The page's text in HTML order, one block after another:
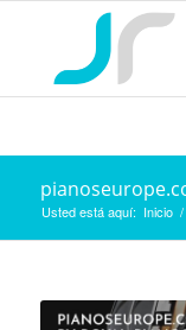
Usted está aquí: Inicio /